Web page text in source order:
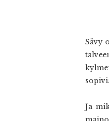
Sävy
Ja